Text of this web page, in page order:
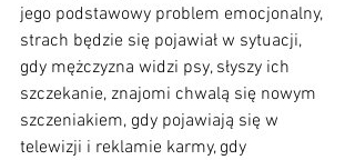
jego podstawowy problem emocjonalny,
strach będzie się pojawiał w sytuacji,
gdy mężczyzna widzi psy, słyszy ich
szczekanie, znajomi chwalą się nowym
szczeniakiem, gdy pojawiają się w
telewizji i reklamie karmy, gdy